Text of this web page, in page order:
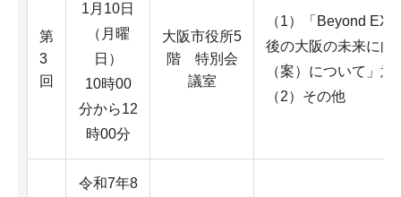
第
3
回
1月10日
（月曜
日）
10時00
分から12
時00分
大阪市役所5
階 特別会
議室
（1）「Beyond
後の大阪の未来に
（案）について」意
（2）その他
令和7年8